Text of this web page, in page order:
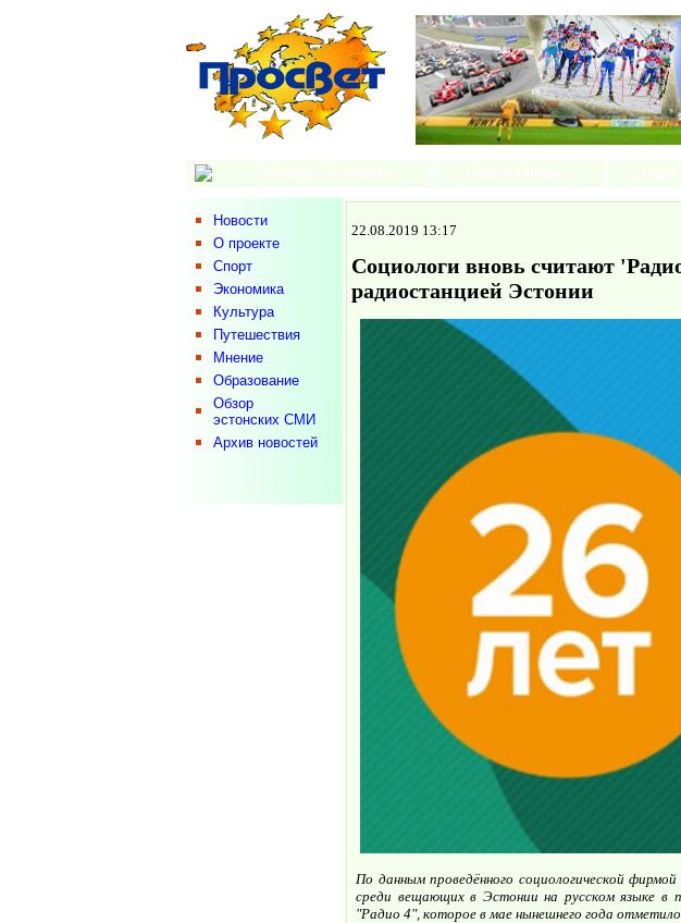
Новости
О проекте
Спорт
Экономика
Культура
Путешествия
Мнение
Образование
Обзор
эстонских СМИ
Архив новостей
22.08.2019 13:17
Социологи вновь считают
радиостанцией Эстонии
По данным проведённого социологической
среди вещающих в Эстонии на русском языке в
"Радио 4", которое в мае нынешнего года отметило